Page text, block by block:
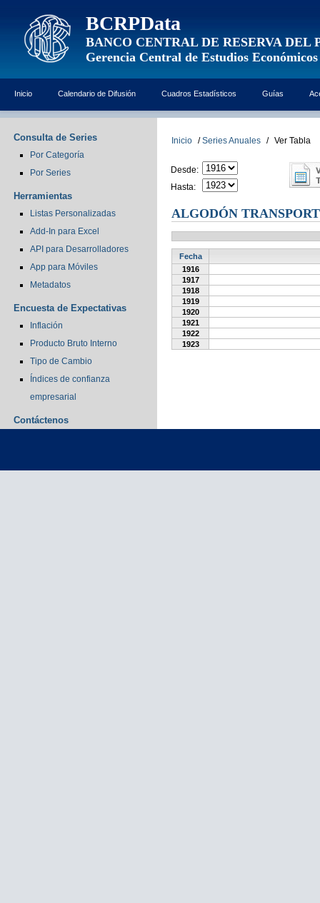
BCRPData
BANCO CENTRAL DE RESERVA DEL
Gerencia Central de Estudios Económicos
Inicio Calendario de Difusión Cuadros Estadísticos Guías
Consulta de Series
Por Categoría
Por Series
Herramientas
Listas Personalizadas
Add-In para Excel
API para Desarrolladores
App para Móviles
Metadatos
Encuesta de Expectativas
Inflación
Producto Bruto Interno
Tipo de Cambio
Índices de confianza
empresarial
Contáctenos
Inicio / Series Anuales / Ver Tabla
Desde:
Hasta:
ALGODÓN
Fecha
1916
1917
1918
1919
1920
1921
1922
1923